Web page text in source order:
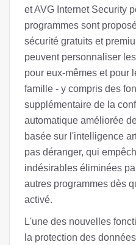
et AVG Internet Security
programmes sont
sécurité gratuits et
peuvent personnaliser
pour eux-mêmes et pour
famille - y compris des
supplémentaire de la
automatique améliorée
basée sur l'intelligence
pas déranger, qui
indésirables éliminées
autres programmes dès
activé.
L'une des nouvelles
la protection des